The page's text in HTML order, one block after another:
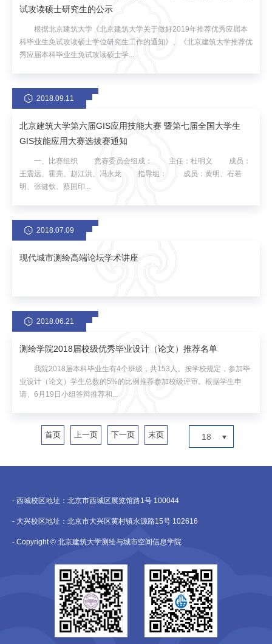
试攻读硕士研究生的公示
根据北京建筑大学《北京建筑大学关于做好2019年推荐优秀应届本
科毕业生免试攻读硕士学位研究生工作的通知》、《北京建筑大学推荐优
秀应届本科毕业生免试攻读硕士学...
2018.09.11
北京建筑大学第六届GIS应用技能大赛 暨第七届全国大学生
GIS技能应用大赛选拔赛通知
一、比赛组织 竞赛委员会组成： 主任：杜明义 成员：
王震远、霍亮、赵江洪、冯永龙 指导组： 成员：黄明、石若
明、张健钦、蔡国印...
2018.07.09
现代城市测绘高端论坛学术讲座
2018.06.21
测绘学院2018届校级优秀毕业设计（论文）推荐名单
我院2018届本科毕业生有4个班级，共153人。按学校规定，参加毕
业设计（论文）学生总数的5%的比例推荐参加校级评审。根据学生申
请、6月19日小组答辩推荐和...
首页 上一页 下一页 末页 18
- 西城校区地址：北京市西城区展览馆路1号 100044
- 大兴校区地址：北京市大兴区黄村镇永源路15号 102616
- Copyright © 北京建筑大学测绘与城市空间信息学院